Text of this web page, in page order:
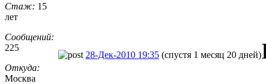
Стаж: 15
лет
Сообщений:
225
Откуда:
Москва
28-Дек-2010 19:35 (спустя 1 месяц 20 дней)